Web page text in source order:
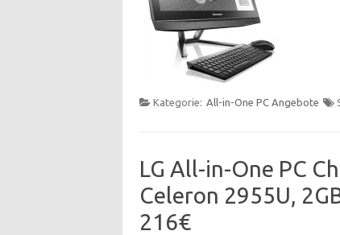
Kategorie: All-in-One PC Angebote
LG All-in-One PC
Celeron 2955U,
216€